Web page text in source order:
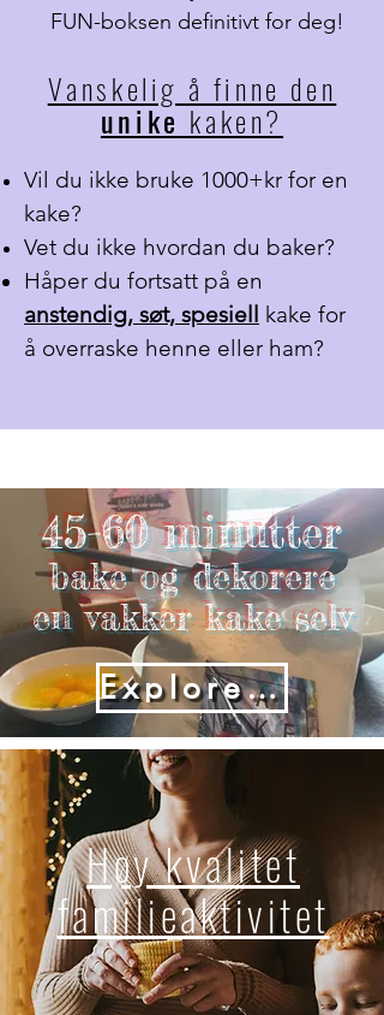
FUN-boksen definitivt for deg!
Vanskelig å finne den
unikekaken?
Vil du ikke bruke 1000+kr for en
kake?
Vet du ikke hvordan du baker?
Håper du fortsatt på en
anstendig, søt, spesiell kake for
å overraske henne eller ham?
45-60 minutter
bake og dekorere
en vakker kake selv
Explore now
Høy kvalitet
familieaktivitet